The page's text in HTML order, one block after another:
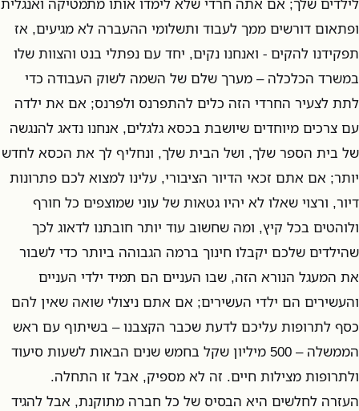
ופתאום דורשים ממך לעבוד ותשלומי ההעברה לא מגיעים, אז
תפקידנו להקים - ואנחנו נקים, יחד עם נפתלי בנט והצוות שלו
במשרד הכלכלה – מערך שלם של השמה לשוק העבודה כדי
לתת לצעיר החרדי הזה כלים להתפרנס ולפרנס; אם את ילדה
עם צרכים מיוחדים שיושבת בכסא גלגלים, אנחנו נדאג להנגשה
של בית הספר שלך, ושל הבית שלך, ונחליף לך את הכסא לחדש
יותר; אם אתם זכאי הדיור הציבורי, עלינו למצוא לכם פתרונות
דיור, ורצוי שאלו לא יהיו גטאות של עוני שמוצפים כל חורף
ולוהטים בכל קיץ, ומה שחשוב עוד יותר חובתנו לדאוג לכך
שהילדים שלכם יקבלו חינוך ברמה הגבוהה ביותר כדי לשבור
את המעגל הנורא הזה, שבו העניים הם תמיד ילדי העניים
והעשירים הם ילדי העשירים; אם אתם ניצולי שואה שאין להם
כסף לתרופות עליכם לדעת שכבר הקצבנו – בשיתוף עם ראש
הממשלה – 500 מיליון שקל בחמש שנים הבאות לשעות סיעוד
ולתרופות מצילות חיים. זה לא מספיק, אבל זו התחלה.
העזרה לחלשים היא הבסיס של כל חברה מתוקנת, אבל להגיד